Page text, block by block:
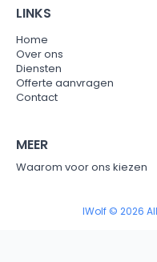
LINKS
Home
Over ons
Diensten
Offerte aanvragen
Contact
MEER
Waarom voor ons kiezen
IWolf © 2026